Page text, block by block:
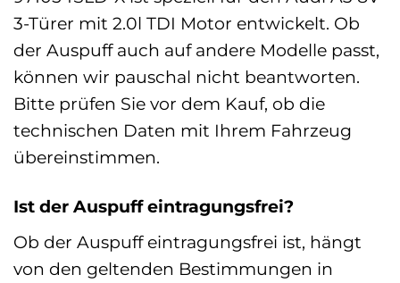
3-Türer mit 2.0l TDI Motor entwickelt. Ob
der Auspuff auch auf andere Modelle passt,
können wir pauschal nicht beantworten.
Bitte prüfen Sie vor dem Kauf, ob die
technischen Daten mit Ihrem Fahrzeug
übereinstimmen.
Ist der Auspuff eintragungsfrei?
Ob der Auspuff eintragungsfrei ist, hängt
von den geltenden Bestimmungen in